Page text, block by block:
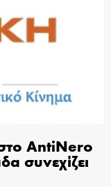
AntiNero
συνεχίζει